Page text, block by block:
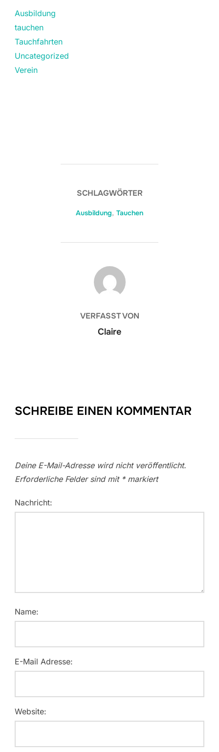
Ausbildung
tauchen
Tauchfahrten
Uncategorized
Verein
SCHLAGWÖRTER
Ausbildung, Tauchen
BEITRAGSAUTOR
VERFASST VON
Claire
SCHREIBE EINEN KOMMENTAR
Deine E-Mail-Adresse wird nicht veröffentlicht.
Erforderliche Felder sind mit *markiert
Nachricht:
Name:
E-Mail Adresse:
Website: